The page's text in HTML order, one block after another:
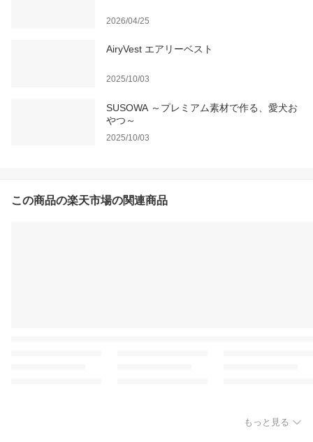
2026/04/25
AiryVest エアリーベスト
2025/10/03
SUSOWA ～プレミアム素材で作る、愛犬お
やつ～
2025/10/03
この商品の楽天市場の関連商品
もっと見る